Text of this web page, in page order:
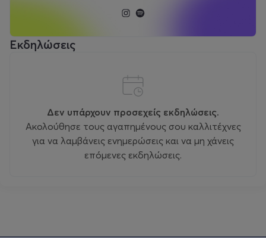
Εκδηλώσεις
Δεν υπάρχουν προσεχείς εκδηλώσεις.
Ακολούθησε τους αγαπημένους σου καλλιτέχνες
για να λαμβάνεις ενημερώσεις και να μη χάνεις
επόμενες εκδηλώσεις.